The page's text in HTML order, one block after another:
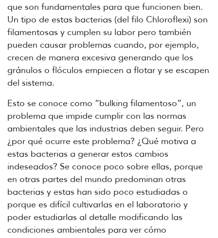
que son fundamentales para que funcionen bien.
Un tipo de estas bacterias (del filo Chloroflexi) son
filamentosas y cumplen su labor pero también
pueden causar problemas cuando, por ejemplo,
crecen de manera excesiva generando que los
gránulos o flóculos empiecen a flotar y se escapen
del sistema.
Esto se conoce como “bulking filamentoso”, un
problema que impide cumplir con las normas
ambientales que las industrias deben seguir. Pero
¿por qué ocurre este problema? ¿Qué motiva a
estas bacterias a generar estos cambios
indeseados? Se conoce poco sobre ellas, porque
en otras partes del mundo predominan otras
bacterias y estas han sido poco estudiadas o
porque es difícil cultivarlas en el laboratorio y
poder estudiarlas al detalle modificando las
condiciones ambientales para ver cómo